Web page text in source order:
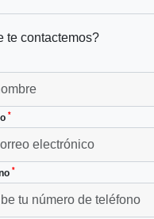
te contactemos?
*
*